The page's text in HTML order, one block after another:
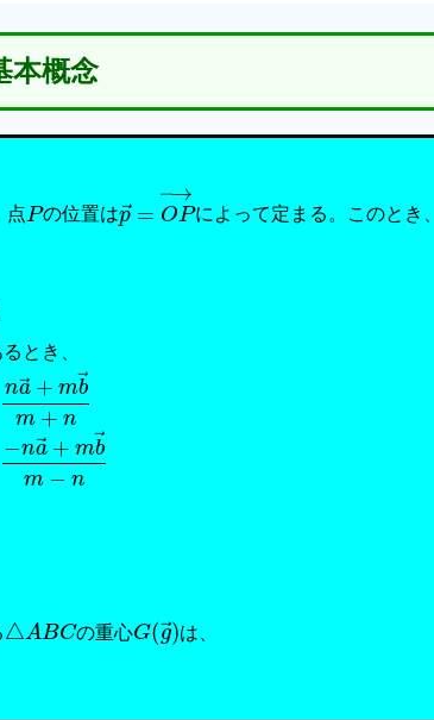
本概念
点
P
の位置は
p→ =OP →
によって定まる。このとき、
とき、
=na → +m
=−na→+mb
△ A BC
の重心
G(g→
は、